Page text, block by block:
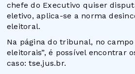
chefe do Executivo quiser
eletivo, aplica-se a norma
eleitoral.
Na página do tribunal, no campo
eleitorais”, é possível encontrar
caso:tse.jus.br.